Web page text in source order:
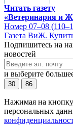
Читать газету
«Ветеринария и
Номер 07–08
Газета ВиЖ.
Подпишитесь на
новостей
и выберите
30 86
Нажимая на
персональных